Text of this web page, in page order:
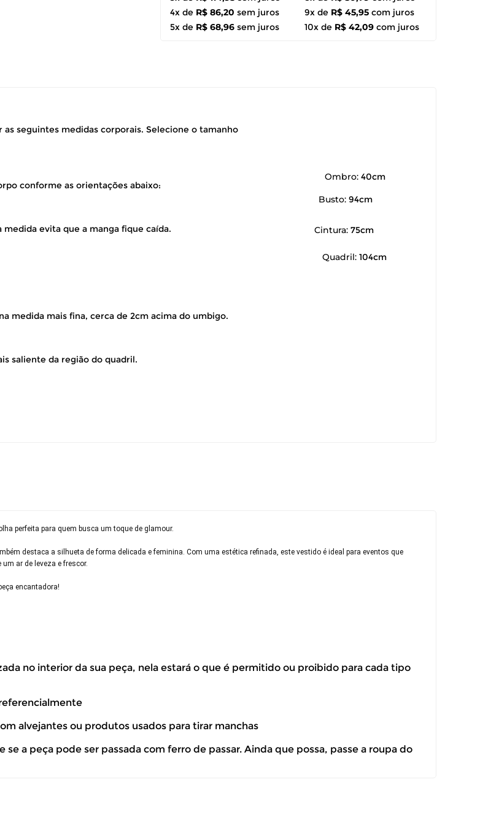
após o recebimento do produto, para solicitar a troca ou
4x de R$ 86,20 sem juros
5x de R$ 68,96 sem juros
9x de R$ 45,95 com juros
10x de R$ 42,09 com juros
seguintes medidas corporais. Selecione o tamanho
conforme as orientações abaixo:
medida evita que a manga fique caída.
medida mais fina, cerca de 2cm acima do umbigo.
saliente da região do quadril.
Ombro: 40cm
Busto: 94cm
Cintura: 75cm
Quadril: 104cm
perfeita para quem busca um toque de glamour.
destaca a silhueta de forma delicada e feminina. Com uma estética refinada, este vestido é ideal para eventos que
ar de leveza e frescor.
encantadora!
no interior da sua peça, nela estará o que é permitido ou proibido para cada tipo
alvejantes ou produtos usados para tirar manchas
a peça pode ser passada com ferro de passar. Ainda que possa, passe a roupa do